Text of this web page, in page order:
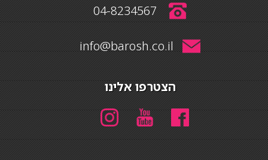
04-8234567
info@barosh.co.il
הצטרפו אלינו